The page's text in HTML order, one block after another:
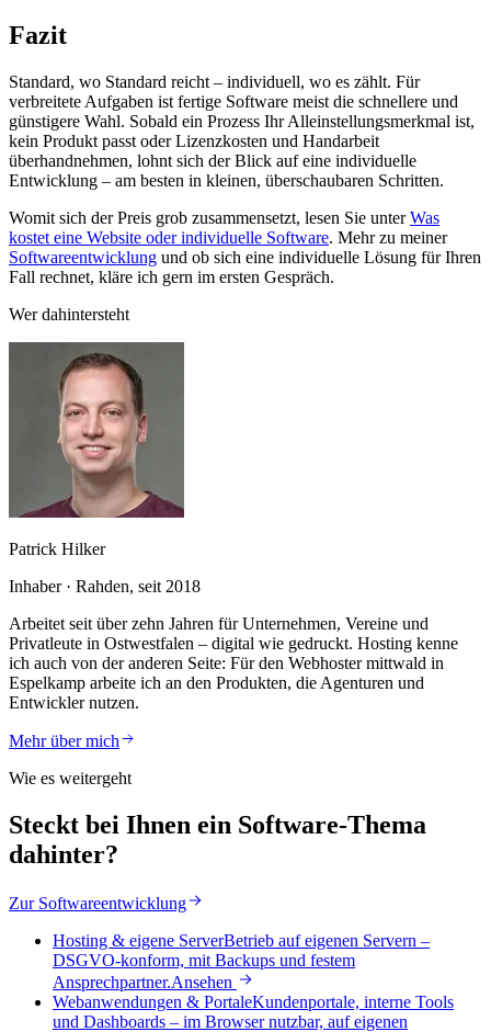
Fazit
Standard, wo Standard reicht – individuell, wo es zählt. Für
verbreitete Aufgaben ist fertige Software meist die schnellere und
günstigere Wahl. Sobald ein Prozess Ihr Alleinstellungsmerkmal ist,
kein Produkt passt oder Lizenzkosten und Handarbeit
überhandnehmen, lohnt sich der Blick auf eine individuelle
Entwicklung – am besten in kleinen, überschaubaren Schritten.
Womit sich der Preis grob zusammensetzt, lesen Sie unterWas
kostet eine Website oder individuelle Software. Mehr zu meiner
Softwareentwicklung und ob sich eine individuelle Lösung für Ihren
Fall rechnet, kläre ich gern im ersten Gespräch.
Wer dahintersteht
Patrick Hilker
Inhaber · Rahden, seit 2018
Arbeitet seit über zehn Jahren für Unternehmen, Vereine und
Privatleute in Ostwestfalen – digital wie gedruckt. Hosting kenne
ich auch von der anderen Seite: Für den Webhoster mittwald in
Espelkamp arbeite ich an den Produkten, die Agenturen und
Entwickler nutzen.
Mehr über mich
Wie es weitergeht
Steckt bei Ihnen ein Software-Thema
dahinter?
Zur Softwareentwicklung
Hosting & eigene ServerBetrieb auf eigenen Servern –
DSGVO-konform, mit Backups und festem
Ansprechpartner.Ansehen
Webanwendungen & PortaleKundenportale, interne Tools
und Dashboards – im Browser nutzbar, auf eigenen